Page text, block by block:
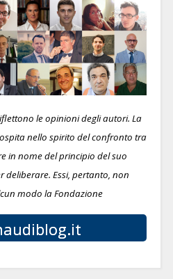
le opinioni degli autori. La
nello spirito del confronto tra
in nome del principio del suo
deliberare. Essi, pertanto, non
modo la Fondazione